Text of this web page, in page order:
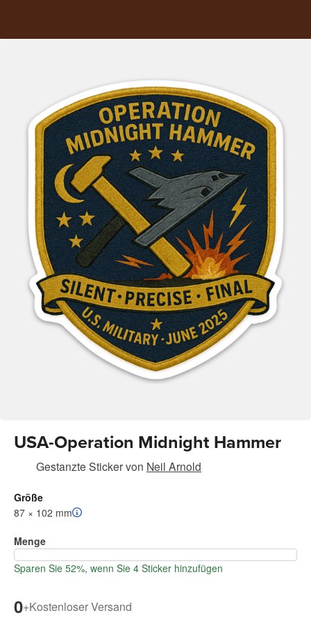
USA-Operation Midnight Hammer
Gestanzte Stickervon Neil Arnold
Größe
87 × 102 mm
Menge
Sparen Sie 52%, wenn Sie 4 Sticker hinzufügen
0+Kostenloser Versand